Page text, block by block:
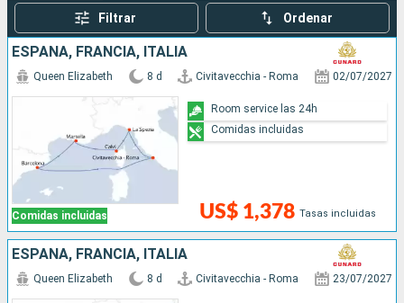
Filtrar Ordenar
ESPAÑA, FRANCIA, ITALIA
Comidas incluidas
Queen Elizabeth 8 d Civitavecchia - Roma 02/07/2027
US$ 1,378 Tasas incluidas
Room service las 24h
Comidas incluidas
ESPAÑA, FRANCIA, ITALIA
Queen Elizabeth 8 d Civitavecchia - Roma 23/07/2027